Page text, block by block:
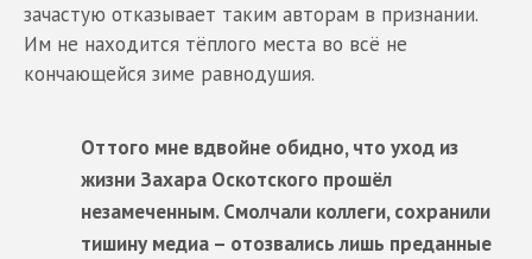
зачастую отказывает таким авторам в признании.
Им не находится тёплого места во всё не
кончающейся зиме равнодушия.
Оттого мне вдвойне обидно, что уход из
жизни Захара Оскотского прошёл
незамеченным. Смолчали коллеги, сохранили
тишину медиа – отозвались лишь преданные